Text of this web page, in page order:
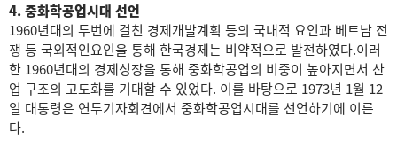
4. 중화학공업시대 선언
1960년대의 두번에 걸친 경제개발계획 등의 국내적 요인과 베트남 전
쟁 등 국외적인요인을 통해 한국경제는 비약적으로 발전하였다.이러
한 1960년대의 경제성장을 통해 중화학공업의 비중이 높아지면서 산
업 구조의 고도화를 기대할 수 있었다. 이를 바탕으로 1973년 1월 12
일 대통령은 연두기자회견에서 중화학공업시대를 선언하기에 이른
다.